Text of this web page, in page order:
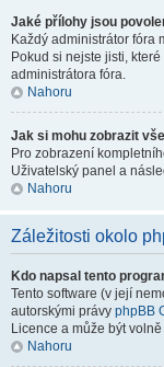
Jaké přílohy jsou
Každý administrátor fóra
Pokud si nejste jisti,
administrátora fóra.
Nahoru
Jak si mohu zobrazit
Pro zobrazení
Uživatelský panel a
Nahoru
Záležitosti okolo
Kdo napsal tento
Tento software (v její
autorskými právy phpBB
Licence a může být
Nahoru